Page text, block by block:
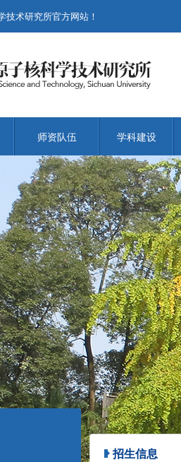
技术研究所官方网站！
师资队伍 学科建设
招生信息